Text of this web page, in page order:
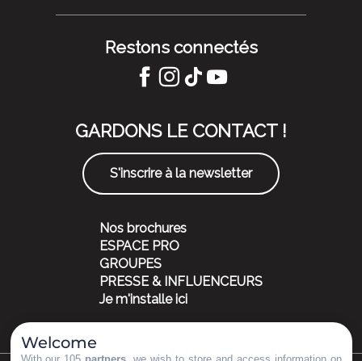
Restons connectés
GARDONS LE CONTACT !
S'inscrire à la newsletter
Nos brochures
ESPACE PRO
GROUPES
PRESSE & INFLUENCEURS
Je m'installe ici
Welcome
With our 105 partners , we wish to store and access information on